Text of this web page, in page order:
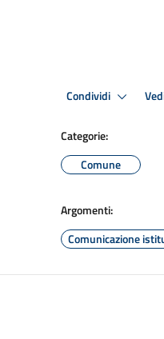
Condividi
Categorie:
Comune
Argomenti:
Comunicazione